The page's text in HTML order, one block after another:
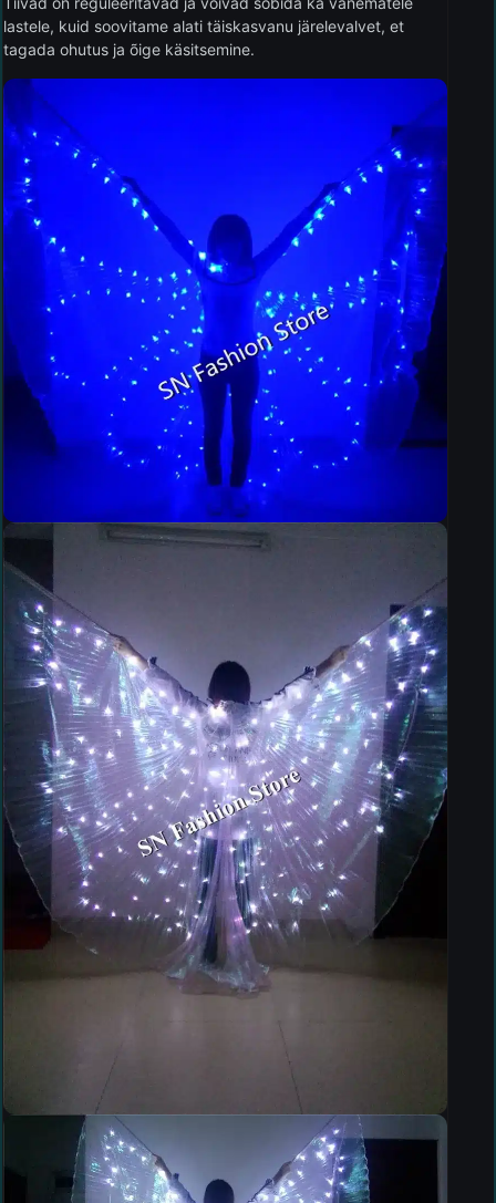
lastele, kuid soovitame alati täiskasvanu järelevalvet, et
tagada ohutus ja õige käsitsemine.